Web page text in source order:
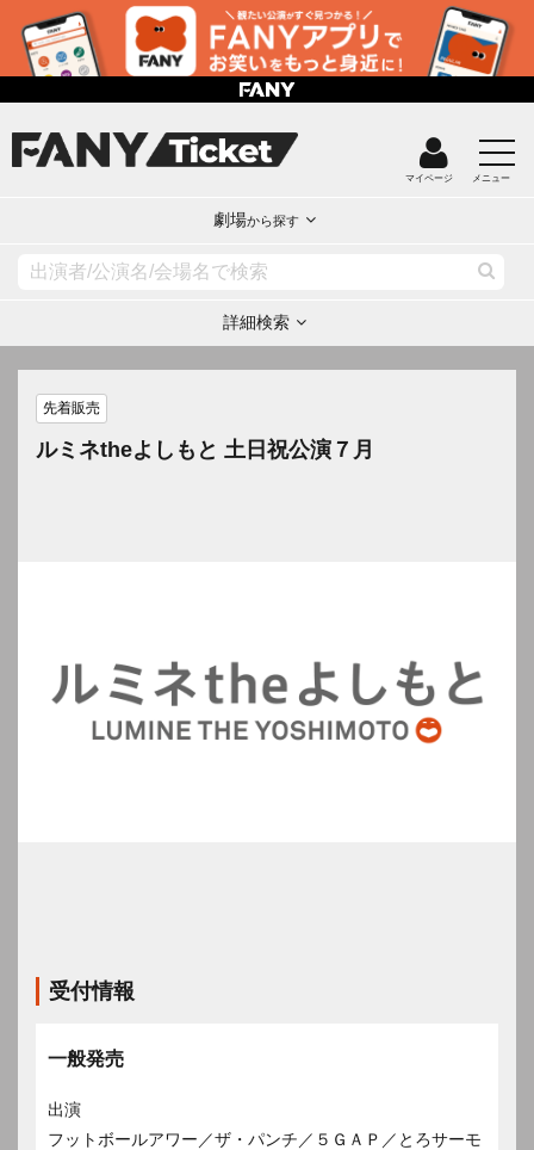
マイページ メニュー
劇場から探す
詳細検索
先着販売
ルミネtheよしもと 土日祝公演７月
受付情報
一般発売
出演
フットボールアワー／ザ・パンチ／５ＧＡＰ／とろサーモ